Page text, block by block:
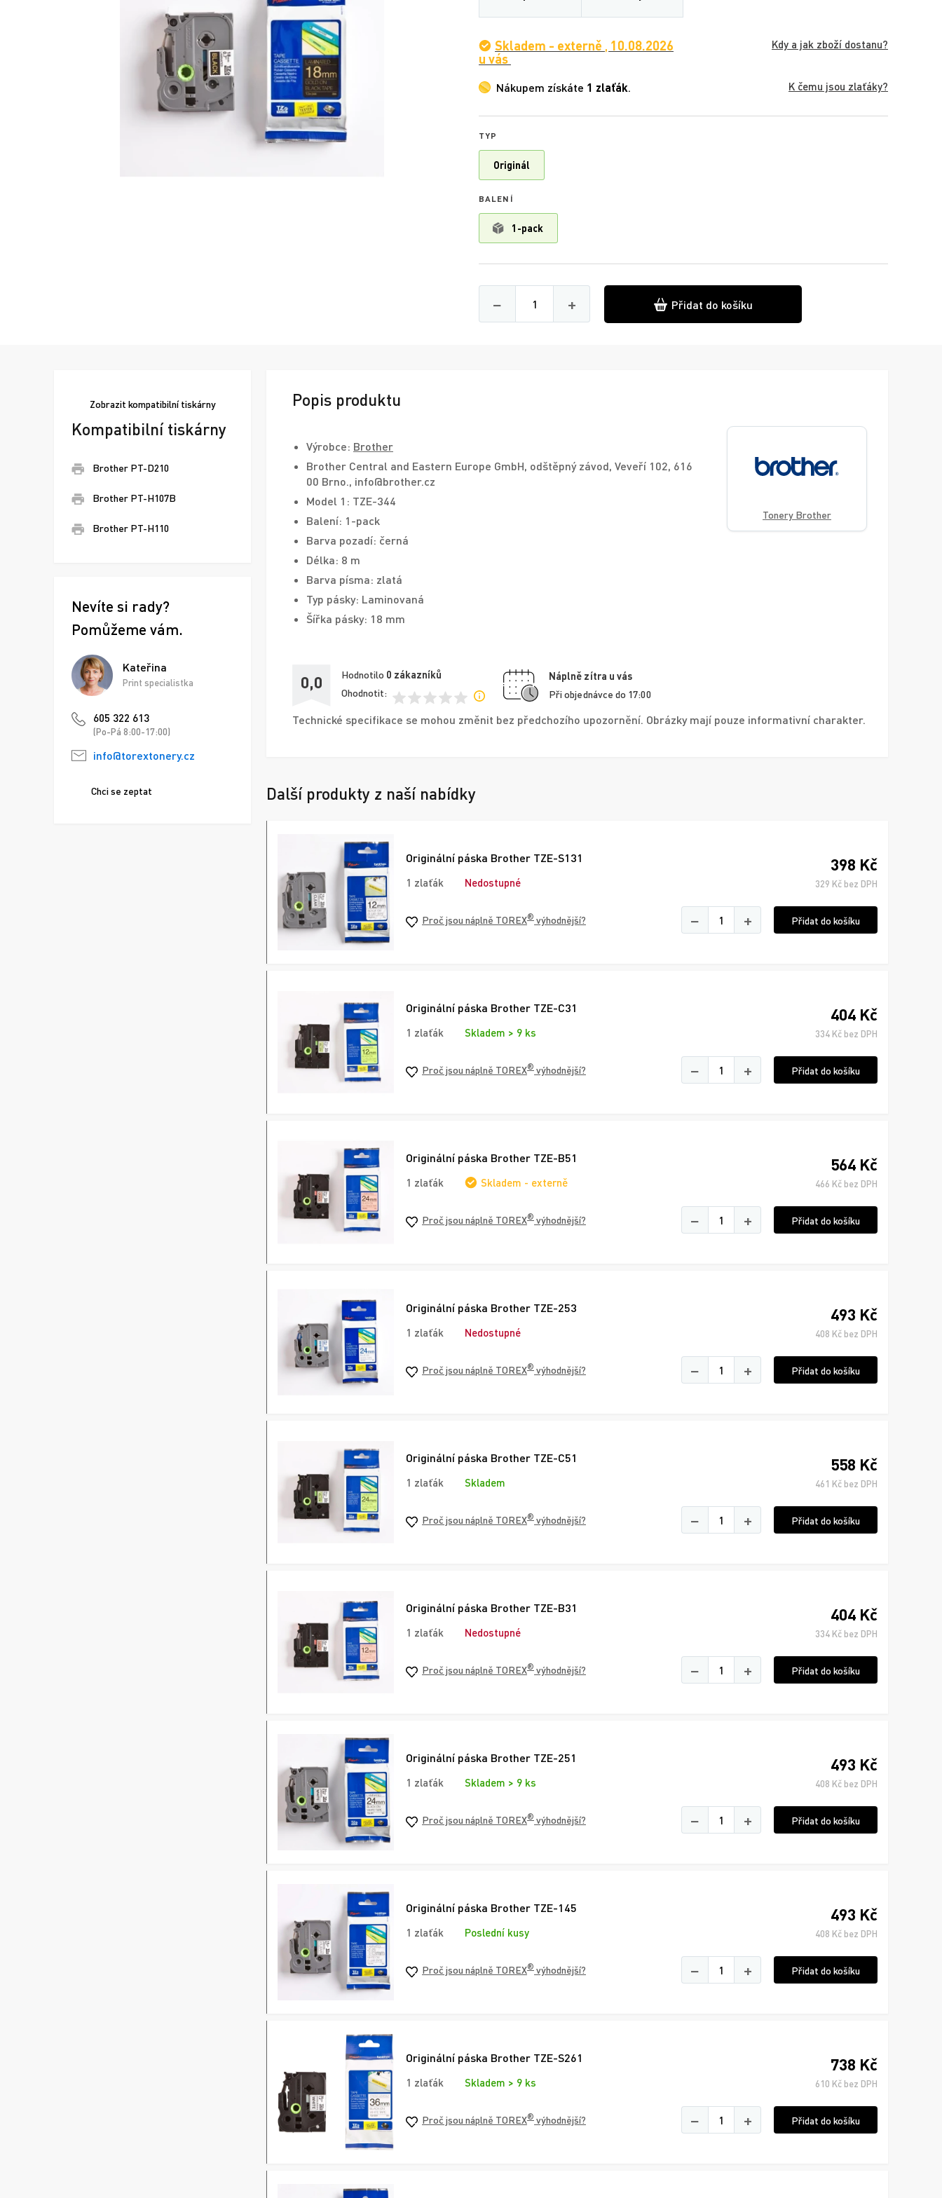
Skladem - externě , 10.08.2026
u vás
Kdy a jak zboží dostanu?
Nákupem získáte 1 zlaťák. K čemu jsou zlaťáky?
TYP
Originál
BALENÍ
1-pack
−
Množství
+ Přidat do košíku
Zobrazit kompatibilní tiskárny
Kompatibilní tiskárny
Brother PT-D210
Brother PT-H107B
Brother PT-H110
Nevíte si rady?
Pomůžeme vám.
Kateřina
Print specialistka
605 322 613
(Po-Pá 8:00-17:00)
info@torextonery.cz
Chci se zeptat
Popis produktu
Výrobce: Brother
Brother Central and Eastern Europe GmbH, odštěpný závod, Veveří 102, 616
00 Brno., info@brother.cz
Model 1: TZE-344
Balení: 1-pack
Barva pozadí: černá
Délka: 8 m
Barva písma: zlatá
Typ pásky: Laminovaná
Šířka pásky: 18 mm
0,0 Hodnotilo 0 zákazníků
Ohodnotit:
Náplně zítra u vás
Při objednávce do 17:00
Tonery Brother
Technické specifikace se mohou změnit bez předchozího upozornění. Obrázky mají pouze informativní charakter.
Další produkty z naší nabídky
Originální páska Brother TZE-S131
1 zlaťák Nedostupné
398 Kč
329 Kč bez DPH
Proč jsou náplně TOREX® výhodnější? − + Přidat do košíku
Originální páska Brother TZE-C31
1 zlaťák Skladem > 9 ks
404 Kč
334 Kč bez DPH
Proč jsou náplně TOREX® výhodnější? − + Přidat do košíku
Originální páska Brother TZE-B51
1 zlaťák Skladem - externě
564 Kč
466 Kč bez DPH
Proč jsou náplně TOREX® výhodnější? − + Přidat do košíku
Originální páska Brother TZE-253
1 zlaťák Nedostupné
493 Kč
408 Kč bez DPH
Proč jsou náplně TOREX® výhodnější? − + Přidat do košíku
Originální páska Brother TZE-C51
1 zlaťák Skladem
558 Kč
461 Kč bez DPH
Proč jsou náplně TOREX® výhodnější? − + Přidat do košíku
Originální páska Brother TZE-B31
1 zlaťák Nedostupné
404 Kč
334 Kč bez DPH
Proč jsou náplně TOREX® výhodnější? − + Přidat do košíku
Originální páska Brother TZE-251
1 zlaťák Skladem > 9 ks
493 Kč
408 Kč bez DPH
Proč jsou náplně TOREX® výhodnější? − + Přidat do košíku
Originální páska Brother TZE-145
1 zlaťák Poslední kusy
493 Kč
408 Kč bez DPH
Proč jsou náplně TOREX® výhodnější? − + Přidat do košíku
Originální páska Brother TZE-S261
1 zlaťák Skladem > 9 ks
738 Kč
610 Kč bez DPH
Proč jsou náplně TOREX® výhodnější? − + Přidat do košíku